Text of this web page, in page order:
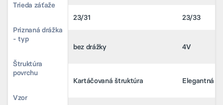
23/31 23/33
Priznaná drážka
bez drážky 4V
Štruktúra
Kartáčovaná štruktúra Elegantná
Trieda záťaže
Priznaná drážka
- typ
Štruktúra
povrchu
Vzor